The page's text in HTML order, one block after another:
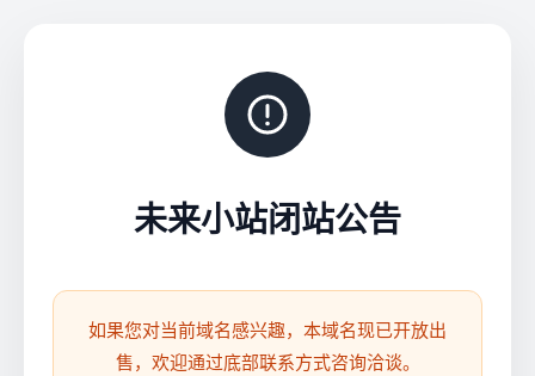
未来小站闭站公告
如果您对当前域名感兴趣，本域名现已开放出
售，欢迎通过底部联系方式咨询洽谈。